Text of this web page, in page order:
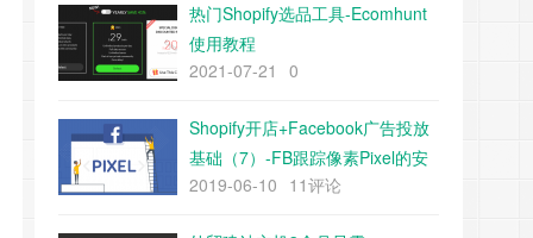
热门Shopify选品工具-Ecomhunt
使用教程
2021-07-21
0
Shopify开店+Facebook广告投放
基础（7）-FB跟踪像素Pixel的安
装
2019-06-10 11评论